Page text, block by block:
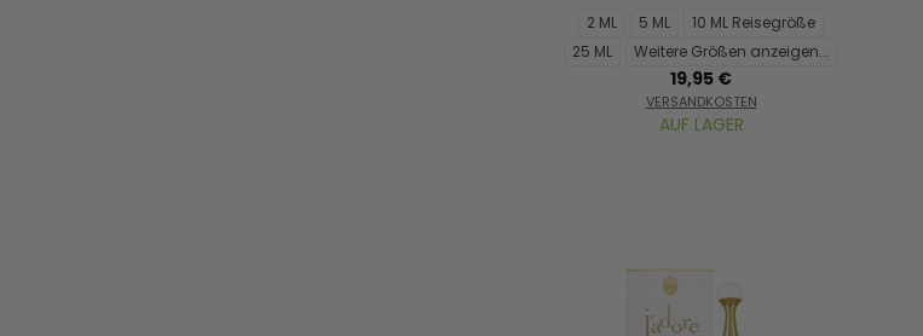
2 ML 5 ML
10 ML Reisegröße
25 ML
Weitere Größen anzeigen...
19,95 €
VERSANDKOSTEN
AUF LAGER